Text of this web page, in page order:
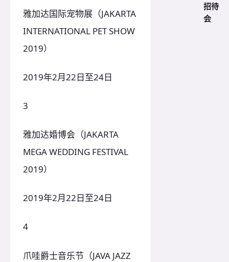
雅加达国际宠物展（JAKARTA
INTERNATIONAL PET SHOW
2019）
2019年2月22日至24日
3
雅加达婚博会（JAKARTA
MEGA WEDDING FESTIVAL
2019）
2019年2月22日至24日
4
爪哇爵士音乐节（JAVA JAZZ
招待
会